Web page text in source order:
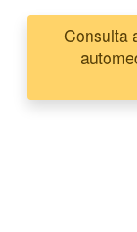
Consulta